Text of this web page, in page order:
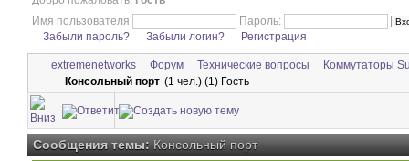
Имя пользователя
Пароль:
Забыли пароль?
Забыли логин? Регистрация
extremenetworks Форум Технические вопросы
Коммутаторы
Консольный порт (1 чел.) (1) Гость
Сообщения темы:Консольный порт